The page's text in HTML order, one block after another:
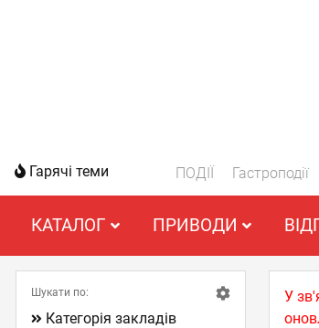
Гарячі теми ПОДІЇ Гастроподії
КАТАЛОГ ПРИВОДИ
У
Шукати по:
Категорія закладів